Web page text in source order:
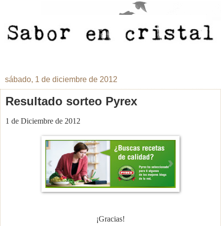
sábado, 1 de diciembre de 2012
Resultado sorteo Pyrex
1 de Diciembre de 2012
¡Gracias!